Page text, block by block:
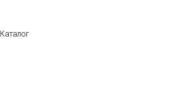
Каталог